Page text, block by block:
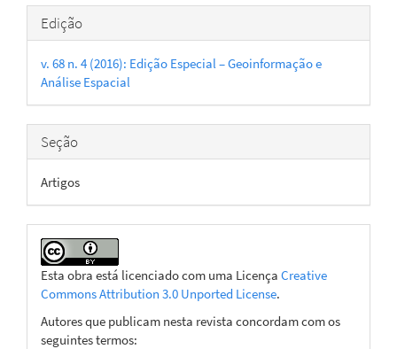
Detalhes
do
artigo
Edição
v. 68 n. 4 (2016): Edição Especial – Geoinformação e
Análise Espacial
Seção
Artigos
Esta obra está licenciado com uma Licença Creative
Commons Attribution 3.0 Unported License.
Autores que publicam nesta revista concordam com os
seguintes termos: